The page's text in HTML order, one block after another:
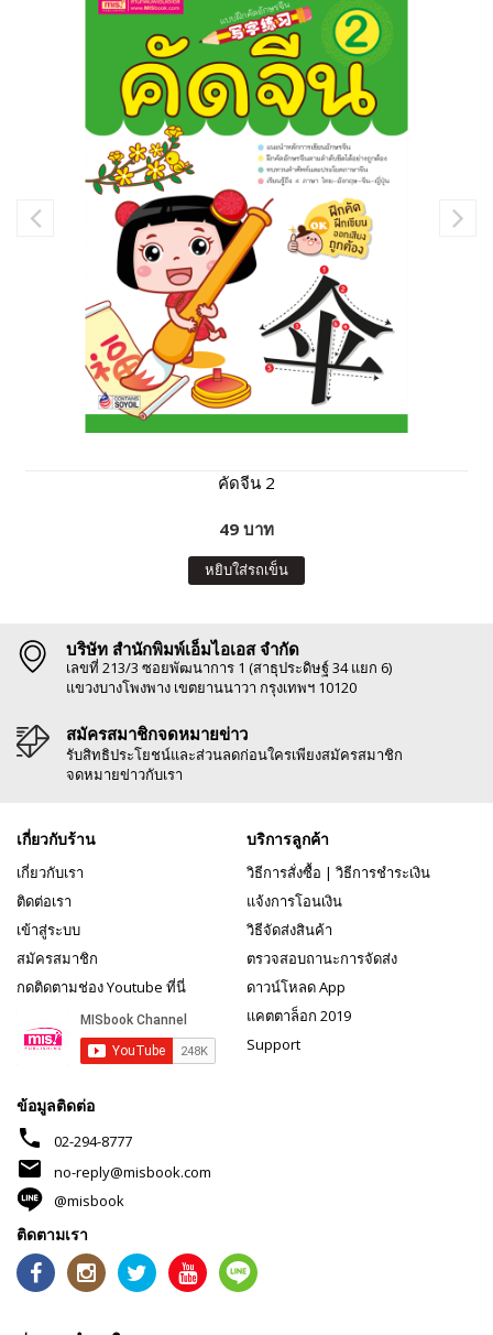
คัดจีน 2
49 บาท
หยิบใส่รถเข็น
บริษัท สำนักพิมพ์เอ็มไอเอส จำกัด
เลขที่ 213/3 ซอยพัฒนาการ 1 (สาธุประดิษฐ์ 34 แยก 6)
แขวงบางโพงพาง เขตยานนาวา กรุงเทพฯ 10120
สมัครสมาชิกจดหมายข่าว
รับสิทธิประโยชน์และส่วนลดก่อนใครเพียงสมัครสมาชิก
จดหมายข่าวกับเรา
เกี่ยวกับร้าน
เกี่ยวกับเรา
ติดต่อเรา
เข้าสู่ระบบ
สมัครสมาชิก
กดติดตามช่อง Youtube ที่นี่
บริการลูกค้า
วิธีการสั่งซื้อ | วิธีการชำระเงิน
แจ้งการโอนเงิน
วิธีจัดส่งสินค้า
ตรวจสอบถานะการจัดส่ง
ดาวน์โหลด App
แคตตาล็อก 2019
Support
ข้อมูลติดต่อ
phone 02-294-8777
mail
no-reply@misbook.com
@misbook
ติดตามเรา